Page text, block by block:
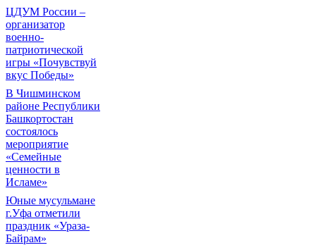
ЦДУМ России –
организатор
военно-
патриотической
игры «Почувствуй
вкус Победы»
В Чишминском
районе Республики
Башкортостан
состоялось
мероприятие
«Семейные
ценности в
Исламе»
Юные мусульмане
г.Уфа отметили
праздник «Ураза-
Байрам»